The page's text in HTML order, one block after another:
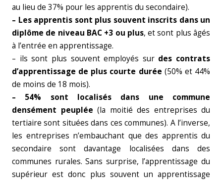
au lieu de 37% pour les apprentis du secondaire).
– Les apprentis sont plus souvent inscrits dans un
diplôme de niveau BAC +3 ou plus, et sont plus âgés
à l’entrée en apprentissage.
– ils sont plus souvent employés sur des contrats
d’apprentissage de plus courte durée (50% et 44%
de moins de 18 mois).
– 54% sont localisés dans une commune
densément peuplée (la moitié des entreprises du
tertiaire sont situées dans ces communes). A l’inverse,
les entreprises n’embauchant que des apprentis du
secondaire sont davantage localisées dans des
communes rurales. Sans surprise, l’apprentissage du
supérieur est donc plus souvent un apprentissage